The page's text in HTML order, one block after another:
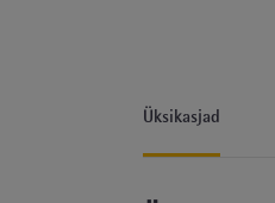
Üksikasjad